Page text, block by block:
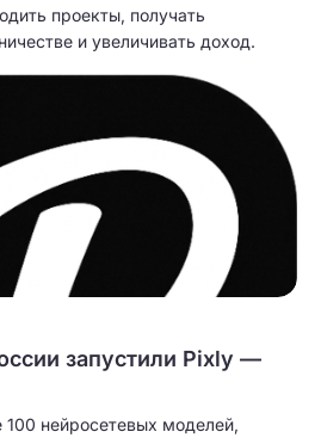
проекты, получать
и увеличивать доход.
запустили Pixly —
100 нейросетевых моделей,